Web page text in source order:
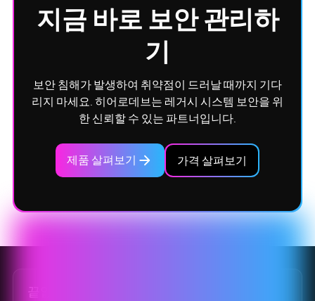
지금 바로 보안 관리하
기
보안 침해가 발생하여 취약점이 드러날 때까지 기다
리지 마세요. 히어로데브는 레거시 시스템 보안을 위
한 신뢰할 수 있는 파트너입니다.
제품 살펴보기 가격 살펴보기
끝없는 지원